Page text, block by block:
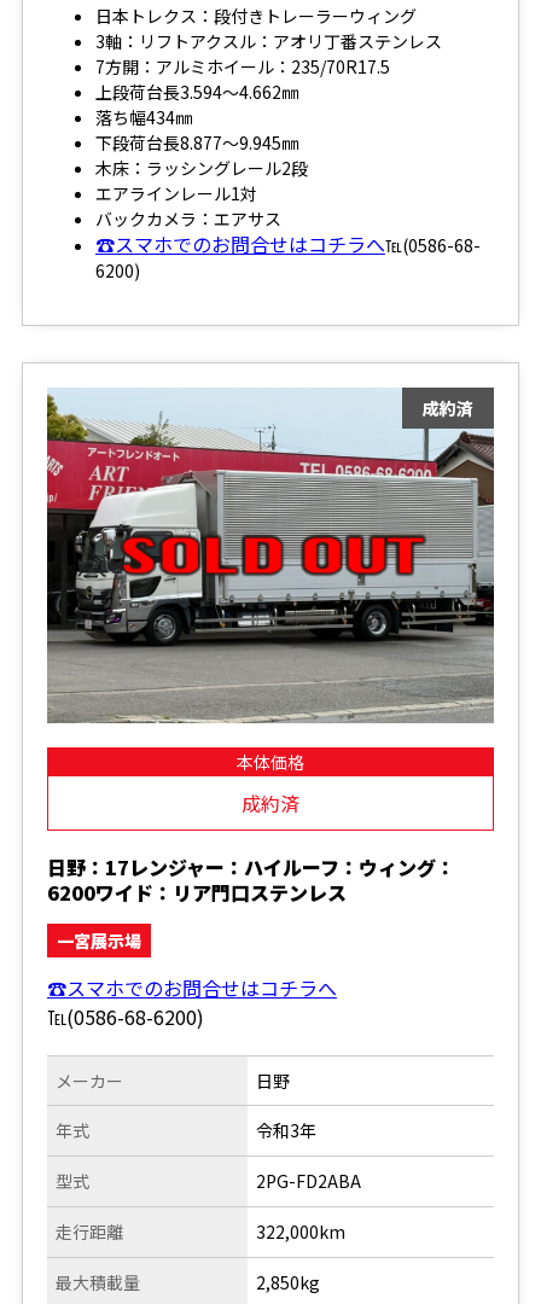
日本トレクス：段付きトレーラーウィング
3軸：リフトアクスル：アオリ丁番ステンレス
7方開：アルミホイール：235/70R17.5
上段荷台長3.594～4.662㎜
落ち幅434㎜
下段荷台長8.877～9.945㎜
木床：ラッシングレール2段
エアラインレール1対
バックカメラ：エアサス
☎スマホでのお問合せはコチラへ℡(0586-68-
6200)
本体価格
成約済
日野：17レンジャー：ハイルーフ：ウィング：
6200ワイド：リア門口ステンレス
一宮展示場
☎スマホでのお問合せはコチラへ
℡(0586-68-6200)
メーカー
年式
型式
走行距離
日野
令和3年
2PG-FD2ABA
322,000km
最大積載量 2,850kg